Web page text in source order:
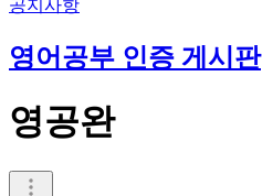
공지사항
영어공부 인증 게시판
영공완